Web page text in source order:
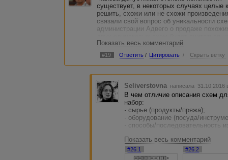
существует, в некоторых случаях целые
решить, схожи или не схожи
связали свой вопрос об уникальности
администрации Адвего о продаже
незначительными отличиями - тоже.
Показать весь комментарий
#19 Ответить / Цитировать / Скрыть ветку
Seliverstovna написала
В чем отличие описания схем
набор:
- сырье (продукты/пряжа);
- оборудование (посуда/
- способы/последовательность
Схема той же "резинки 2х2
вариантах, а образцы
фактуры. Так и рецепт салата
Показать весь комментарий
#26.1 #26.2